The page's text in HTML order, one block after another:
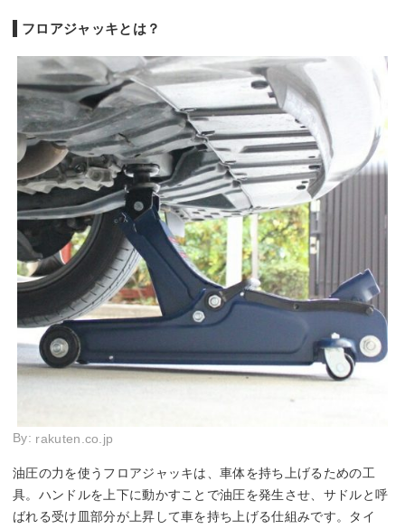
フロアジャッキとは？
By: rakuten.co.jp
油圧の力を使うフロアジャッキは、車体を持ち上げるための工
具。ハンドルを上下に動かすことで油圧を発生させ、サドルと呼
ばれる受け皿部分が上昇して車を持ち上げる仕組みです。タイ